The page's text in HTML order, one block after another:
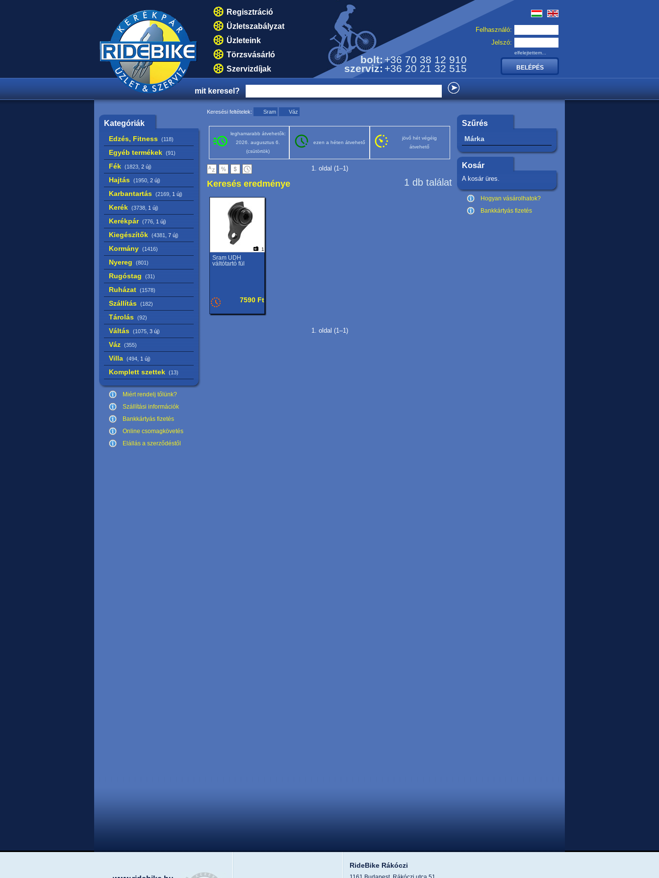
Regisztráció
Üzletszabályzat
Üzleteink
Törzsvásárló
Szervizdíjak
bolt: +36 70 38 12 910
szerviz: +36 20 21 32 515
Felhasználó:
Jelszó:
elfelejtettem...
mit keresel?
Kategóriák
Edzés, Fitness (118)
Egyéb termékek (91)
Fék (1823, 2 új)
Hajtás (1950, 2 új)
Karbantartás (2169, 1 új)
Kerék (3738, 1 új)
Kerékpár (776, 1 új)
Kiegészítők (4381, 7 új)
Kormány (1416)
Nyereg (801)
Rugóstag (31)
Ruházat (1578)
Szállítás (182)
Tárolás (92)
Váltás (1075, 3 új)
Váz (355)
Villa (494, 1 új)
Komplett szettek (13)
Miért rendelj tőlünk?
Szállítási információk
Bankkártyás fizetés
Online csomagkövetés
Elállás a szerződéstől
Keresési feltételek: Sram Váz
leghamarabb átvehetők:
2026. augusztus 6.
(csütörtök)
ezen a héten átvehető
jövő hét végéig
átvehető
1. oldal (1–1)
1 db találat
Keresés eredménye
1
Sram UDH
váltótartó fül
7590 Ft
1. oldal (1–1)
Szűrés
Márka
Kosár
A kosár üres.
Hogyan vásárolhatok?
Bankkártyás fizetés
RideBike Rákóczi